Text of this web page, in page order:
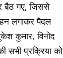
बैठ गए, जिससे
लगाकर पैदल
कुमार, विनोद
सभी प्रक्रिया को